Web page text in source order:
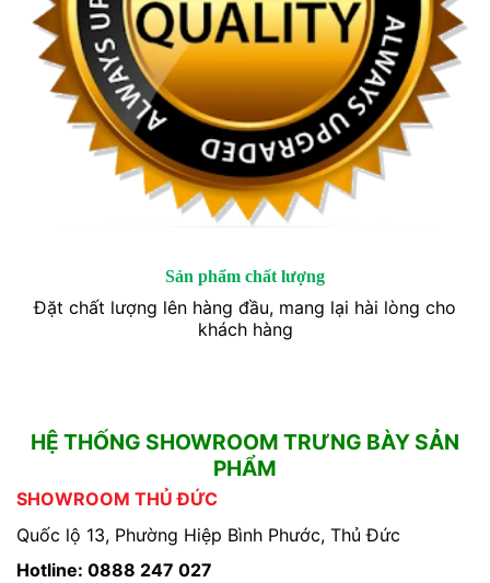
Sản phẩm chất lượng
Đặt chất lượng lên hàng đầu, mang lại hài lòng cho
khách hàng
HỆ THỐNG SHOWROOM TRƯNG BÀY SẢN
PHẨM
SHOWROOM THỦ ĐỨC
Quốc lộ 13, Phường Hiệp Bình Phước, Thủ Đức
Hotline: 0888 247 027